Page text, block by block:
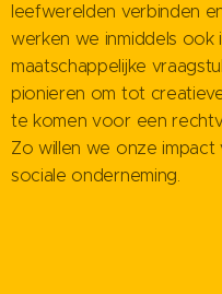
leefwerelden verbinden
werken we inmiddels ook
maatschappelijke
pionieren om tot
te komen voor een
Zo willen we onze
sociale onderneming.